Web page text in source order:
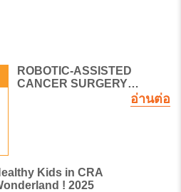
ROBOTIC-ASSISTED
CANCER SURGERY
REVOLUTION หุ่นยนต์ช่วย
อ่านต่อ
Kids in CRA
! 2025